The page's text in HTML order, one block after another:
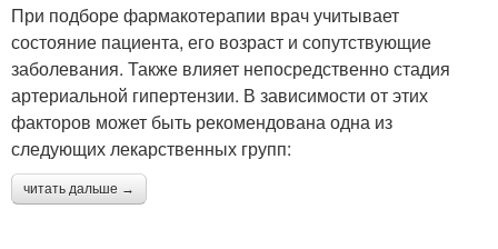
При подборе фармакотерапии врач учитывает
состояние пациента, его возраст и сопутствующие
заболевания. Также влияет непосредственно стадия
артериальной гипертензии. В зависимости от этих
факторов может быть рекомендована одна из
следующих лекарственных групп:
читать дальше →